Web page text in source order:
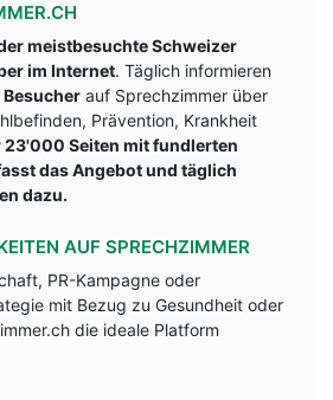
meistbesuchte Schweizer
im Internet. Täglich informieren
auf Sprechzimmer über
Prävention, Krankheit
23'000 Seiten mit fundlerten
das Angebot und täglich
dazu.
AUF SPRECHZIMMER
PR-Kampagne oder
mit Bezug zu Gesundheit oder
die ideale Platform